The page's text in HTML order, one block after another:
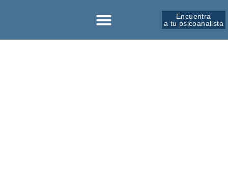
Encuentra
a tu psicoanalista